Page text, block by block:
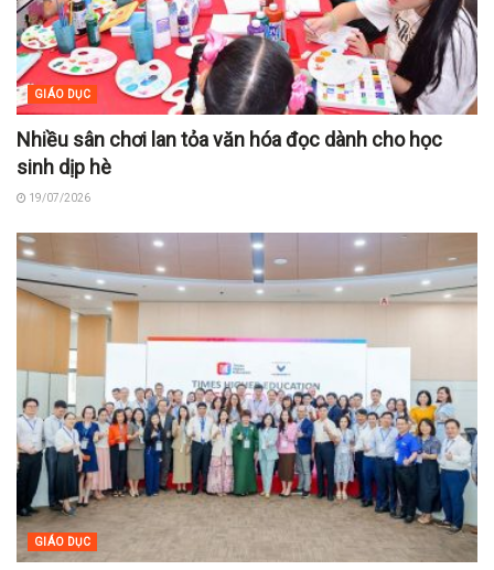
GIÁO DỤC
Nhiều sân chơi lan tỏa văn hóa đọc dành cho học
sinh dịp hè
19/07/2026
GIÁO DỤC